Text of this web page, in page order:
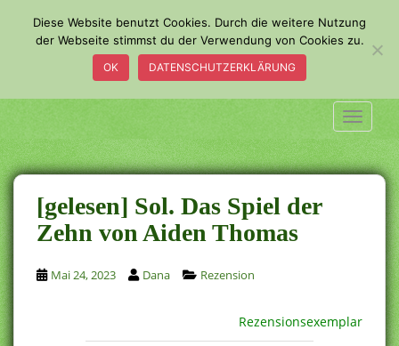
a
i
n
c
o
n
t
e
n
t
[gelesen] Sol. Das Spiel der
Zehn von Aiden Thomas
Mai 24, 2023 Dana Rezension
Rezensionsexemplar
Diese Website benutzt Cookies. Durch die weitere Nutzung
der Webseite stimmst du der Verwendung von Cookies zu.
OK DATENSCHUTZERKLÄRUNG